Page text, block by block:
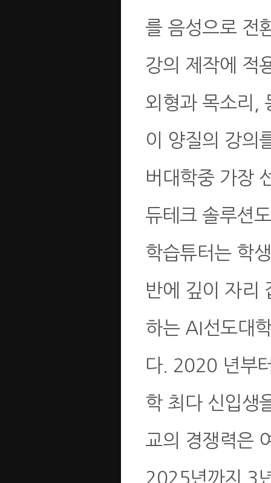
를 음성으로 전
강의 제작에 적
외형과 목소리,
이 양질의 강의
버대학중 가장
듀테크 솔루션
학습튜터는 학
반에 깊이 자리
하는 AI선도대
다. 2020 년부
학 최다 신입생
교의 경쟁력은
2025년까지 3